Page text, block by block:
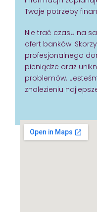
Twoje potrzeby
Nie trać czasu na
ofert banków.
profesjonalnego
pieniądze oraz
problemów.
znalezieniu